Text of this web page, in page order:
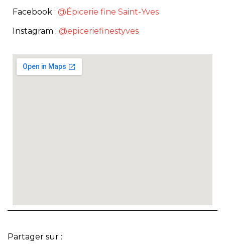
Facebook : @Épicerie fine Saint-Yves
Instagram : @epiceriefinestyves
Partager sur :